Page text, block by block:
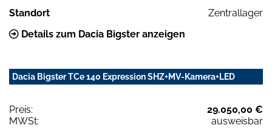
Standort
Zentrallager
Details zum Dacia Bigster anzeigen
Dacia Bigster TCe 140 Expression SHZ+MV-Kamera+LED
Preis:
29.050,00 €
MWSt:
ausweisbar